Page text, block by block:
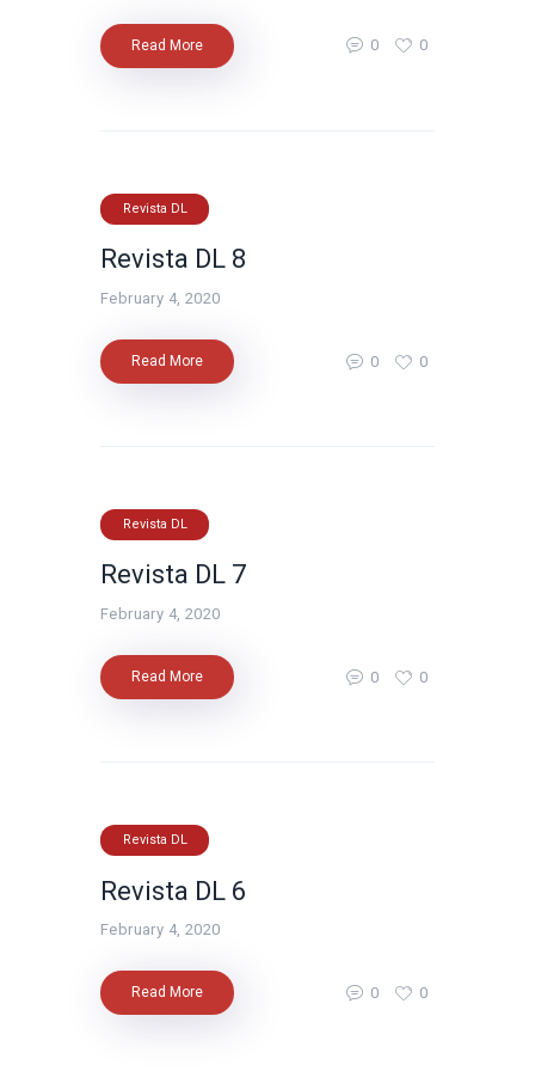
Read More 0 0
Revista DL
Revista DL 8
February 4, 2020
Read More 0 0
Revista DL
Revista DL 7
February 4, 2020
Read More 0 0
Revista DL
Revista DL 6
February 4, 2020
Read More 0 0